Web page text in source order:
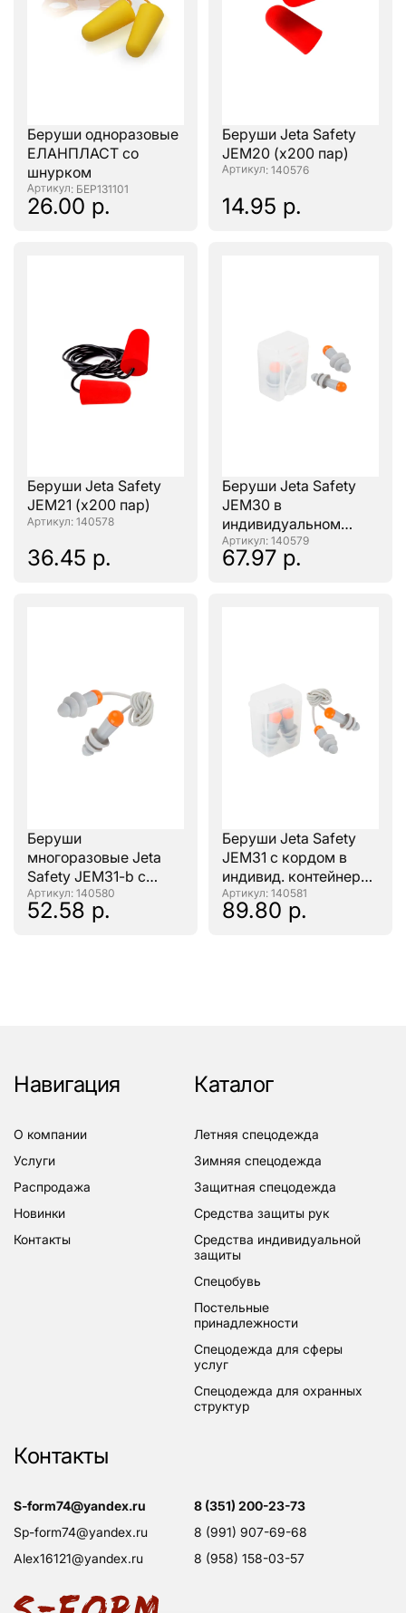
Беруши одноразовые
ЕЛАНПЛАСТ со
шнурком
: БЕР131101
26.00 р.
Беруши Jeta Safety
JEM20 (х200 пар)
: 140576
14.95 р.
Беруши Jeta Safety
JEM21 (х200 пар)
: 140578
36.45 р.
Беруши Jeta Safety
JEM30 в
индивидуальном
контейнере (х100 пар)
: 140579
67.97 р.
Беруши
многоразовые Jeta
Safety JEM31-b с
кордом (х100 пар)
: 140580
52.58 р.
Беруши Jeta Safety
JEM31 с кордом в
индивид. контейнере
(х100 пар)
: 140581
89.80 р.
Навигация
о компании
услуги
распродажа
новинки
контакты
Каталог
летняя спецодежда
зимняя спецодежда
защитная спецодежда
средства защиты рук
средства индивидуальной
защиты
спецобувь
постельные
принадлежности
спецодежда для сферы
услуг
спецодежда для охранных
структур
Контакты
s-form74@yandex.ru
sp-form74@yandex.ru
alex16121@yandex.ru
8 (351) 200-23-73
8 (991) 907-69-68
8 (958) 158-03-57